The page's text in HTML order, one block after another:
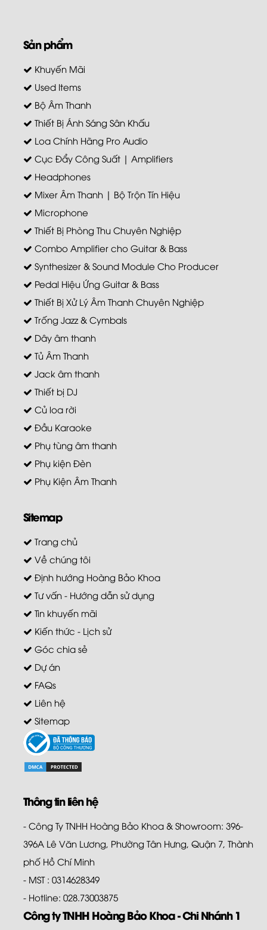
Sản phẩm
Khuyến Mãi
Used Items
Bộ Âm Thanh
Thiết Bị Ánh Sáng Sân Khấu
Loa Chính Hãng Pro Audio
Cục Đẩy Công Suất | Amplifiers
Headphones
Mixer Âm Thanh | Bộ Trộn Tín Hiệu
Microphone
Thiết Bị Phòng Thu Chuyên Nghiệp
Combo Amplifier cho Guitar & Bass
Synthesizer & Sound Module Cho Producer
Pedal Hiệu Ứng Guitar & Bass
Thiết Bị Xử Lý Âm Thanh Chuyên Nghiệp
Trống Jazz & Cymbals
Dây âm thanh
Tủ Âm Thanh
Jack âm thanh
Thiết bị DJ
Củ loa rời
Đầu Karaoke
Phụ tùng âm thanh
Phụ kiện Đèn
Phụ Kiện Âm Thanh
Sitemap
Trang chủ
Về chúng tôi
Định hướng Hoàng Bảo Khoa
Tư vấn - Hướng dẫn sử dụng
Tin khuyến mãi
Kiến thức - Lịch sử
Góc chia sẻ
Dự án
FAQs
Liên hệ
Sitemap
Thông tin liên hệ
- Công Ty TNHH Hoàng Bảo Khoa & Showroom: 396-
396A Lê Văn Lương, Phường Tân Hưng, Quận 7, Thành
phố Hồ Chí Minh
- MST : 0314628349
- Hotline: 028.73003875
Công ty TNHH Hoàng Bảo Khoa - Chi Nhánh 1